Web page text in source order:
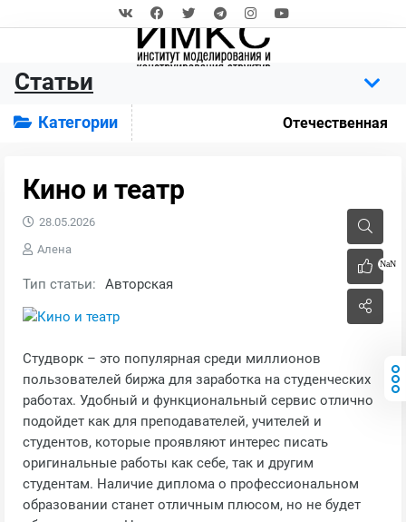
Статьи
Категории Отечественная
Кино и театр
NaN
28.05.2026
Алена
Тип статьи: Авторская
Студворк – это популярная среди миллионов
пользователей биржа для заработка на студенческих
работах. Удобный и функциональный сервис отлично
подойдет как для преподавателей, учителей и
студентов, которые проявляют интерес писать
оригинальные работы как себе, так и другим
студентам. Наличие диплома о профессиональном
образовании станет отличным плюсом, но не будет